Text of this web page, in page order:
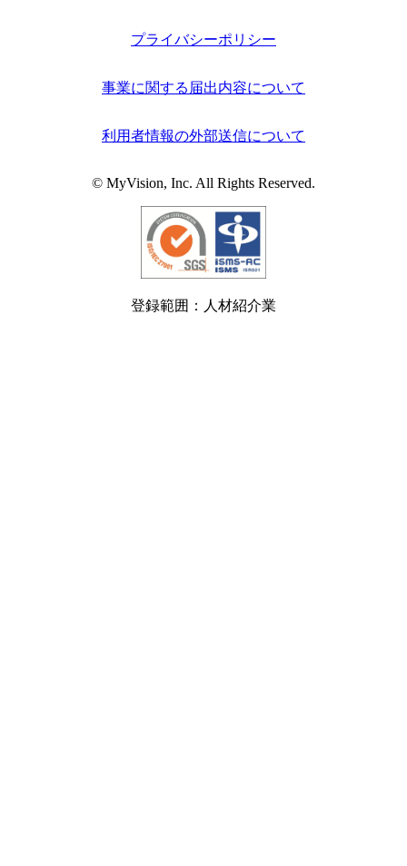
プライバシーポリシー
事業に関する届出内容について
利用者情報の外部送信について
© MyVision, Inc. All Rights Reserved.
登録範囲：人材紹介業